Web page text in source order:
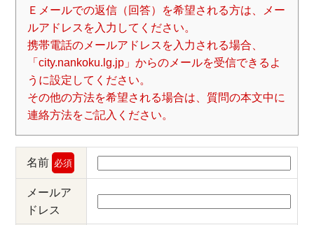
Ｅメールでの返信（回答）を希望される方は、メー
ルアドレスを入力してください。
携帯電話のメールアドレスを入力される場合、
「city.nankoku.lg.jp」からのメールを受信できるよ
うに設定してください。
その他の方法を希望される場合は、質問の本文中に
連絡方法をご記入ください。
名前 必須
メールア
ドレス